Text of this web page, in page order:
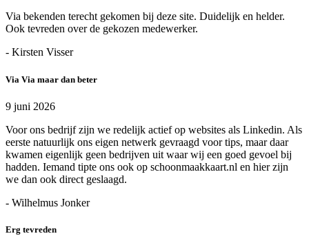
Via bekenden terecht gekomen bij deze site. Duidelijk en helder.
Ook tevreden over de gekozen medewerker.
- Kirsten Visser
Via Via maar dan beter
9 juni 2026
Voor ons bedrijf zijn we redelijk actief op websites als Linkedin. Als
eerste natuurlijk ons eigen netwerk gevraagd voor tips, maar daar
kwamen eigenlijk geen bedrijven uit waar wij een goed gevoel bij
hadden. Iemand tipte ons ook op schoonmaakkaart.nl en hier zijn
we dan ook direct geslaagd.
- Wilhelmus Jonker
Erg tevreden